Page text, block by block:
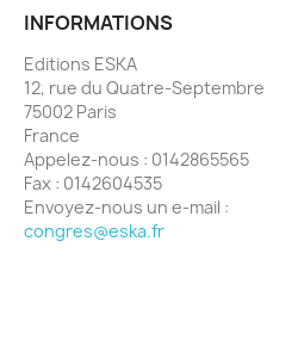
INFORMATIONS
Editions ESKA
12, rue du Quatre-Septembre
75002 Paris
France
Appelez-nous : 0142865565
Fax : 0142604535
Envoyez-nous un e-mail :
congres@eska.fr